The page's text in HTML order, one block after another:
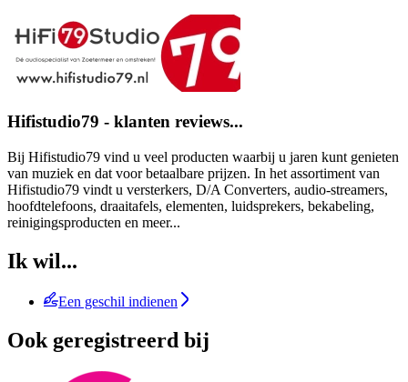
Hifistudio79 - klanten reviews...
Bij Hifistudio79 vind u veel producten waarbij u jaren kunt genieten
van muziek en dat voor betaalbare prijzen. In het assortiment van
Hifistudio79 vindt u versterkers, D/A Converters, audio-streamers,
hoofdtelefoons, draaitafels, elementen, luidsprekers, bekabeling,
reinigingsproducten en meer...
Ik wil...
Een geschil indienen
Ook geregistreerd bij